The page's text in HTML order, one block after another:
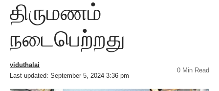
திருமணம்
நடைபெற்றது
Last updated: September 5, 2024 3:36 pm
viduthalai
0 Min Read